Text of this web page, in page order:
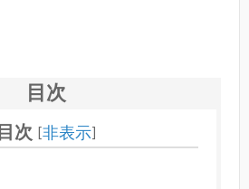
目次
目次 [非表示]